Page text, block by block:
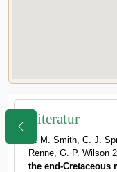
Literatur
S. M. Smith, C. J.
Renne, G. P. Wilson
the end-